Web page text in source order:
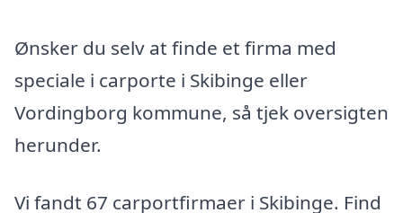
Ønsker du selv at finde et firma med
speciale i carporte i Skibinge eller
Vordingborg kommune, så tjek oversigten
herunder.
Vi fandt 67 carportfirmaer i Skibinge. Find